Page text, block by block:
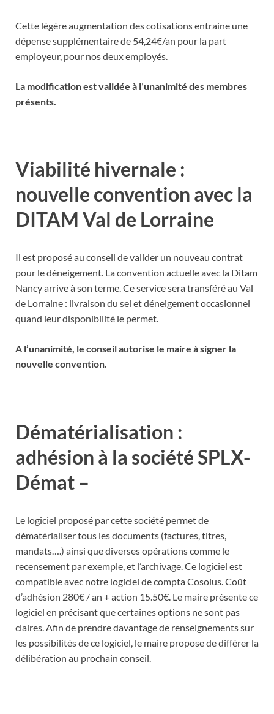
Cette légère augmentation des cotisations entraine une
dépense supplémentaire de 54,24€/an pour la part
employeur, pour nos deux employés.
La modification est validée à l’unanimité des membres
présents.
Viabilité hivernale :
nouvelle convention avec la
DITAM Val de Lorraine
Il est proposé au conseil de valider un nouveau contrat
pour le déneigement. La convention actuelle avec la Ditam
Nancy arrive à son terme. Ce service sera transféré au Val
de Lorraine : livraison du sel et déneigement occasionnel
quand leur disponibilité le permet.
A l’unanimité, le conseil autorise le maire à signer la
nouvelle convention.
Dématérialisation :
adhésion à la société SPLX-
Démat –
Le logiciel proposé par cette société permet de
dématérialiser tous les documents (factures, titres,
mandats….) ainsi que diverses opérations comme le
recensement par exemple, et l’archivage. Ce logiciel est
compatible avec notre logiciel de compta Cosolus. Coût
d’adhésion 280€ / an + action 15.50€. Le maire présente ce
logiciel en précisant que certaines options ne sont pas
claires. Afin de prendre davantage de renseignements sur
les possibilités de ce logiciel, le maire propose de différer la
délibération au prochain conseil.